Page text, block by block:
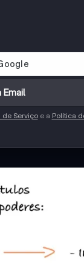
de Serviçoe a Política